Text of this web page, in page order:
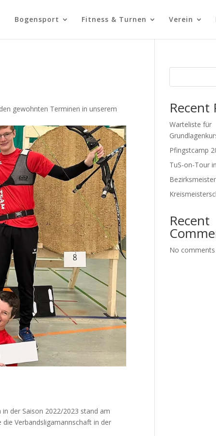
Bogensport Fitness & Turnen Verein
gewohnten Terminen in unserem
der Saison 2022/2023 stand am
Verbandsligamannschaft in der
Recent
Warteliste für
Pfingstcamp
TuS-on-Tour
Recent
No